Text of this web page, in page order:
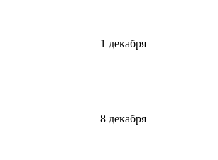
1 декабря
8 декабря